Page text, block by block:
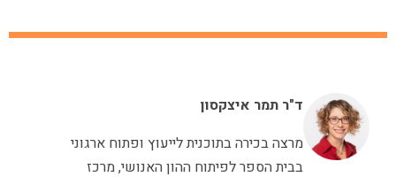
ד"ר תמר איצקסון
מרצה בכירה בתוכנית לייעוץ ופתוח ארגוני
בבית הספר לפיתוח ההון האנושי, מרכז